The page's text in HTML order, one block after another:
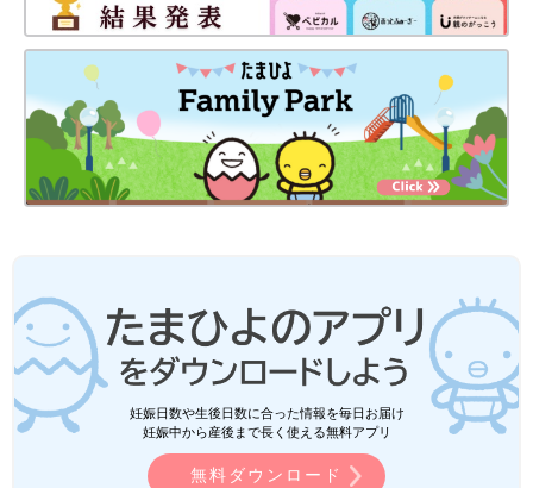
妊娠日数や生後日数に合った情報を毎日お届け
妊娠中から産後まで長く使える無料アプリ
無料ダウンロード